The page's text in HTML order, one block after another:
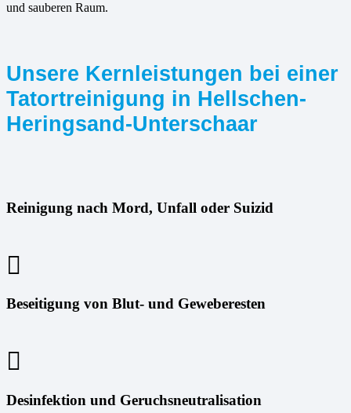
und sauberen Raum.
Unsere Kernleistungen bei einer
Tatortreinigung in Hellschen-
Heringsand-Unterschaar
Reinigung nach Mord, Unfall oder Suizid
Beseitigung von Blut- und Geweberesten
Desinfektion und Geruchsneutralisation